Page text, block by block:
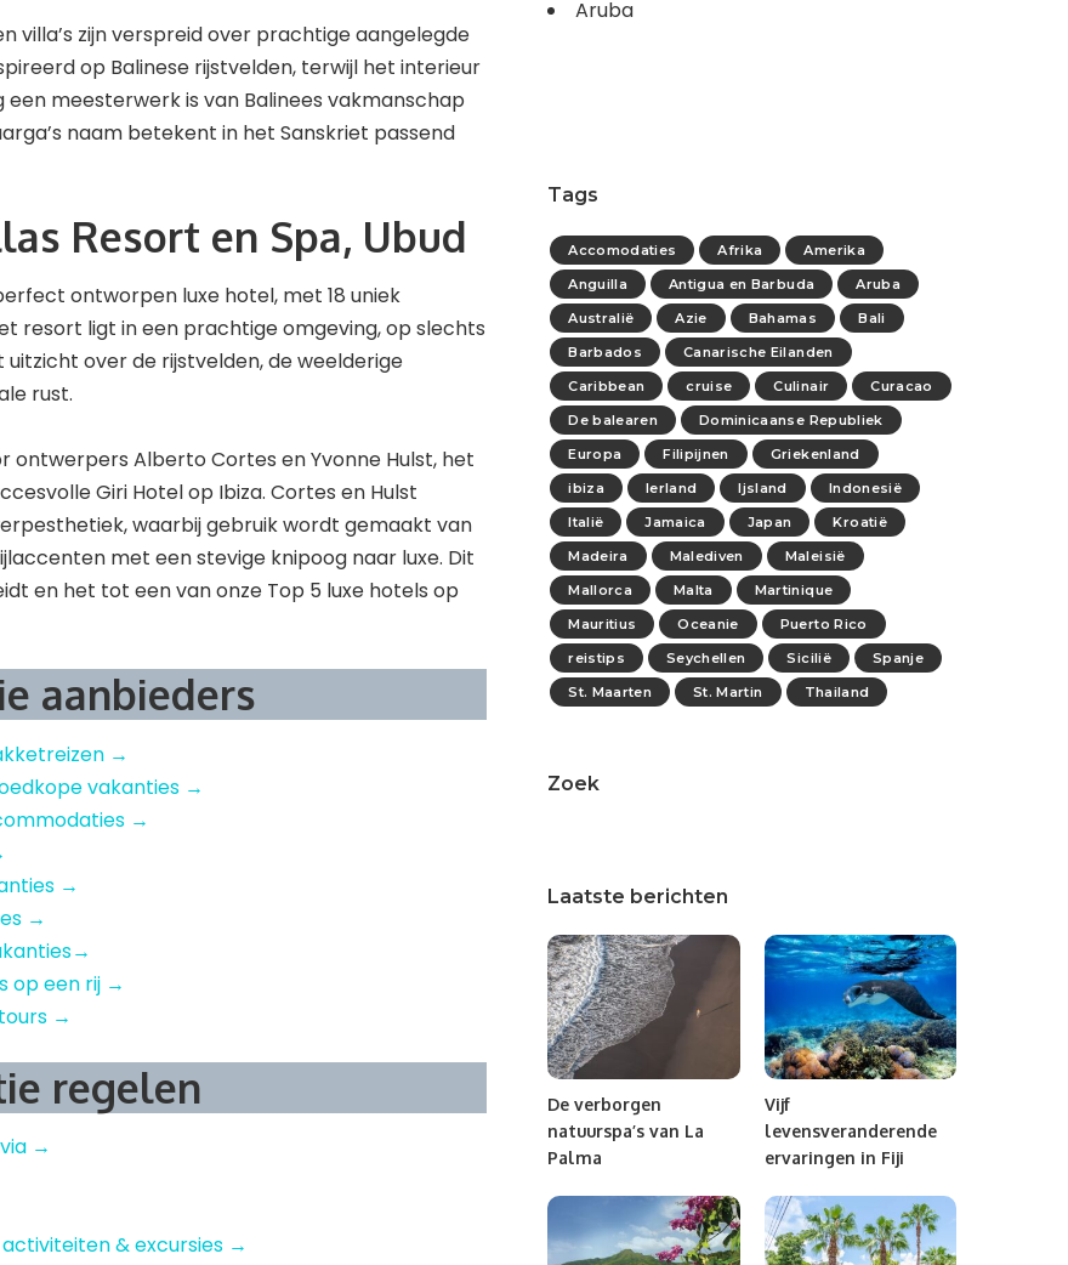
villa’s zijn verspreid over prachtige aangelegde
op Balinese rijstvelden, terwijl het interieur
een meesterwerk is van Balinees vakmanschap
naam betekent in het Sanskriet passend
Resort en Spa, Ubud
ontworpen luxe hotel, met 18 uniek
resort ligt in een prachtige omgeving, op slechts
uitzicht over de rijstvelden, de weelderige
rust.
ontwerpers Alberto Cortes en Yvonne Hulst, het
Giri Hotel op Ibiza. Cortes en Hulst
waarbij gebruik wordt gemaakt van
met een stevige knipoog naar luxe. Dit
en het tot een van onze Top 5 luxe hotels op
aanbieders
→
vakanties →
→
→
→
op een rij →
→
regelen
→
& excursies →
Aruba
Tags
Accomodaties Afrika
Amerika
Anguilla
Antigua en Barbuda
Aruba
Australië
Azie Bahamas
Bali
Barbados
Canarische Eilanden
Caribbean
cruise Culinair
Curacao
De balearen
Dominicaanse Republiek
Europa
Filipijnen
Griekenland
ibiza
Ierland Ijsland
Indonesië
Italië
Jamaica Japan
Kroatië
Madeira
Malediven
Maleisië
Mallorca
Malta
Martinique
Mauritius
Oceanie
Puerto Rico
reistips
Seychellen Sicilië
Spanje
St. Maarten
St. Martin Thailand
Zoek
Laatste berichten
De verborgen
natuurspa’s van La
Palma
Vijf
levensveranderende
ervaringen in Fiji